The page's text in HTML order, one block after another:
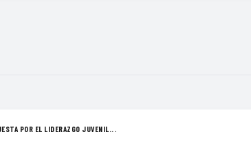
POR EL LIDERAZGO JUVENIL...